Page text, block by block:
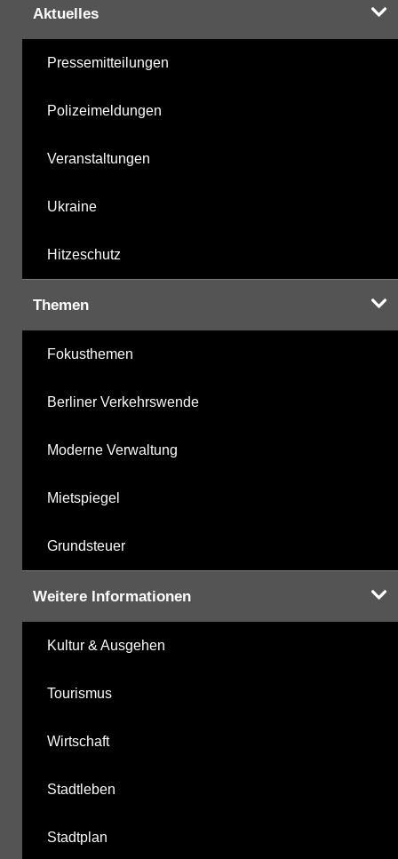
Aktuelles
Pressemitteilungen
Polizeimeldungen
Veranstaltungen
Ukraine
Hitzeschutz
Themen
Fokusthemen
Berliner Verkehrswende
Moderne Verwaltung
Mietspiegel
Grundsteuer
Weitere Informationen
Kultur & Ausgehen
Tourismus
Wirtschaft
Stadtleben
Stadtplan